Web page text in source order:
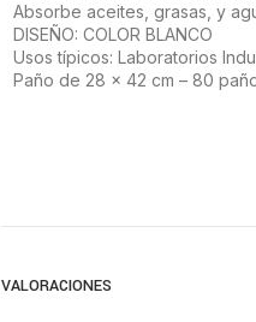
Absorbe aceites, grasas, y
DISEÑO: COLOR BLANCO
Usos típicos: Laboratorios
Paño de 28 x 42 cm – 80
VALORACIONES